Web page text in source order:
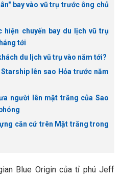
bay vào vũ trụ trước ông chủ
hiện chuyến bay du lịch vũ trụ
tới
du lịch vũ trụ vào năm tới?
lên sao Hỏa trước năm
người lên mặt trăng của Sao
căn cứ trên Mặt trăng trong
Blue Origin của tỉ phú Jeff